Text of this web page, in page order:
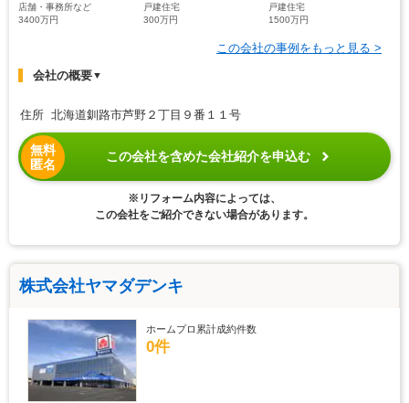
店舗・事務所など
3400万円
戸建住宅
300万円
戸建住宅
1500万円
この会社の事例をもっと見る >
会社の概要▼
住所 北海道釧路市芦野２丁目９番１１号
無料
匿名
この会社を含めた会社紹介を申込む
※リフォーム内容によっては、
この会社をご紹介できない場合があります。
株式会社ヤマダデンキ
ホームプロ累計成約件数
0件